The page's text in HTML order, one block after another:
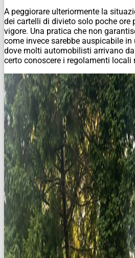
A peggiorare ulteriormente la
dei cartelli di divieto solo poche ore
vigore. Una pratica che non
come invece sarebbe auspicabile
dove molti automobilisti arrivano
certo conoscere i regolamenti locali